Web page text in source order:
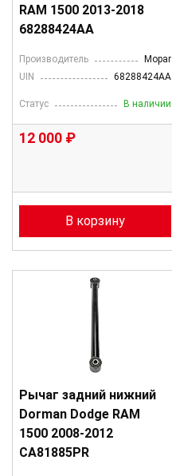
RAM 1500 2013-2018
68288424AA
Производитель
Mopar
UIN
68288424AA
Статус В наличии
12 000 ₽
В корзину
Рычаг задний нижний
Dorman Dodge RAM
1500 2008-2012
CA81885PR